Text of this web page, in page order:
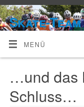
Skate-
MENÜ
…und das
Schluss…